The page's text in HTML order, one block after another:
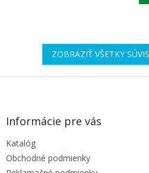
ZOBRAZIŤ VŠETKY
Z
Informácie pre vás
Katalóg
Obchodné podmienky